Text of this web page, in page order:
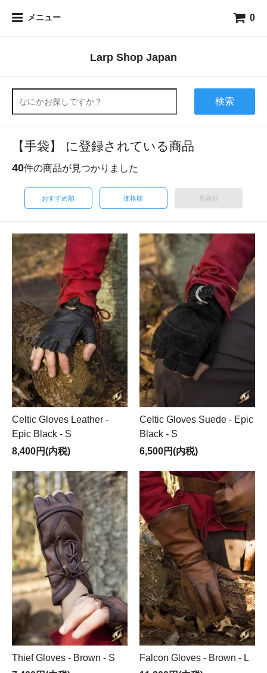
メニュー 0
Larp Shop Japan
検索
【手袋】 に登録されている商品
40件の商品が見つかりました
おすすめ順 価格順 新着順
Celtic Gloves Leather -
Epic Black - S
8,400円(内税)
Celtic Gloves Suede - Epic
Black - S
6,500円(内税)
Thief Gloves - Brown - S
Falcon Gloves - Brown - L